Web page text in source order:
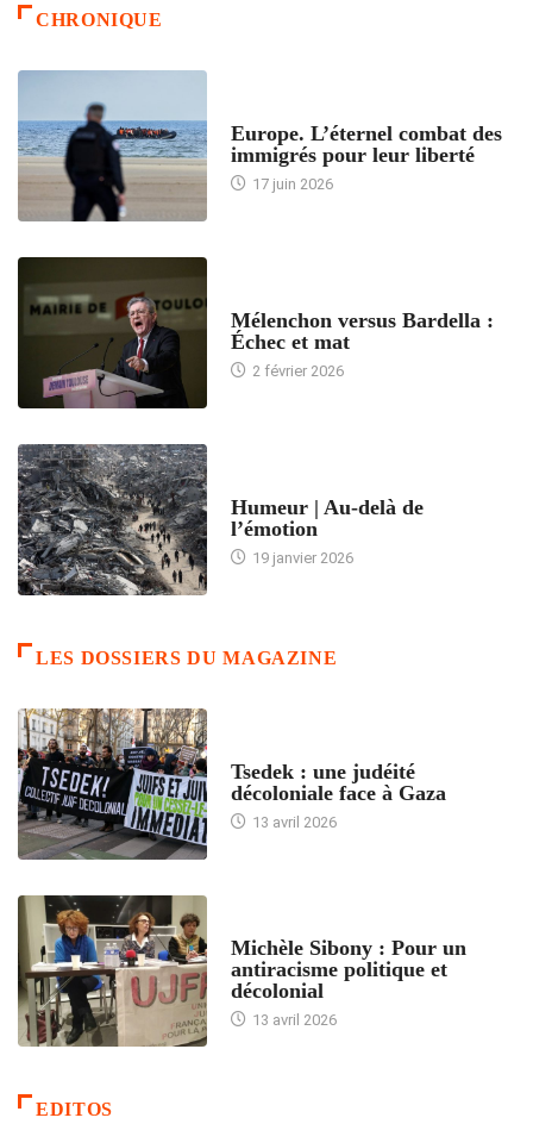
CHRONIQUE
Europe. L’éternel combat des
immigrés pour leur liberté
17 juin 2026
Mélenchon versus Bardella :
Échec et mat
2 février 2026
Humeur | Au-delà de
l’émotion
19 janvier 2026
LES DOSSIERS DU MAGAZINE
Tsedek : une judéité
décoloniale face à Gaza
13 avril 2026
Michèle Sibony : Pour un
antiracisme politique et
décolonial
13 avril 2026
EDITOS